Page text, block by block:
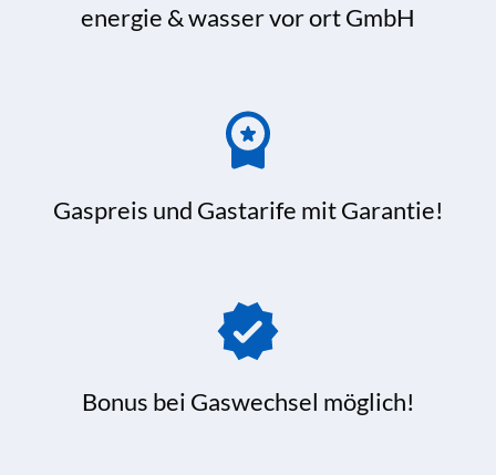
energie & wasser vor ort GmbH
Gaspreis und Gastarife mit Garantie!
Bonus bei Gaswechsel möglich!